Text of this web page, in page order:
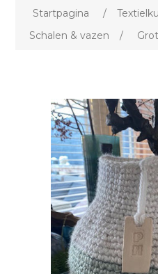
Startpagina /
Schalen & vazen
/